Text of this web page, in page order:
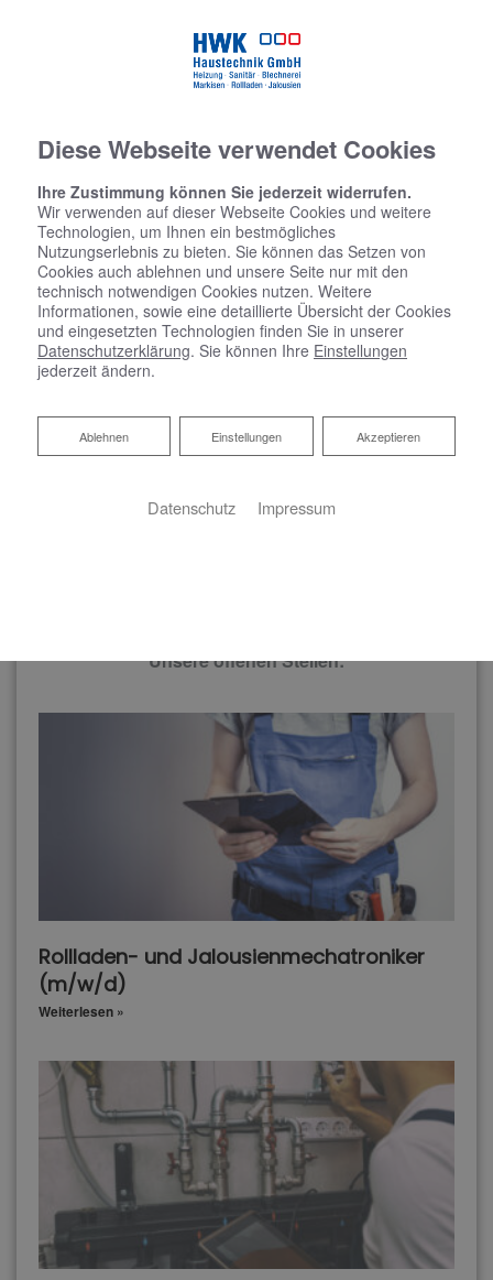
Unsere offenen Stellen:
Rollladen- und Jalousienmechatroniker
(m/w/d)
Weiterlesen »
Diese Webseite verwendet Cookies
Ihre Zustimmung können Sie jederzeit widerrufen.
Wir verwenden auf dieser Webseite Cookies und weitere
Technologien, um Ihnen ein bestmögliches
Nutzungserlebnis zu bieten. Sie können das Setzen von
Cookies auch ablehnen und unsere Seite nur mit den
technisch notwendigen Cookies nutzen. Weitere
Informationen, sowie eine detaillierte Übersicht der Cookies
und eingesetzten Technologien finden Sie in unserer
Datenschutzerklärung. Sie können Ihre Einstellungen
jederzeit ändern.
Akzeptieren
Einstellungen
Ablehnen
Ablehnen
Datenschutz Impressum